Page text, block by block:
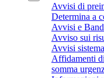
Avvisi di
Determina a
Avvisi e
Avviso sui
Avvisi
Affidamenti
somma